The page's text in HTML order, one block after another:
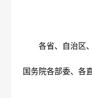
各省、自治区、
国务院各部委、各